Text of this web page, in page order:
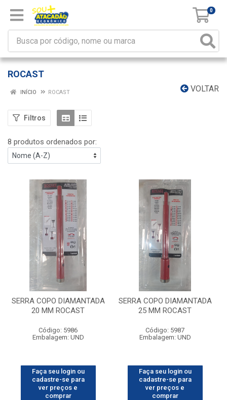
0
ROCAST
VOLTAR
INÍCIO ROCAST
Filtros
8 produtos ordenados por:
SERRA COPO DIAMANTADA
20 MM ROCAST
Código: 5986
Embalagem: UND
Faça seu login ou
cadastre-se para
ver preços e
comprar
SERRA COPO DIAMANTADA
25 MM ROCAST
Código: 5987
Embalagem: UND
Faça seu login ou
cadastre-se para
ver preços e
comprar